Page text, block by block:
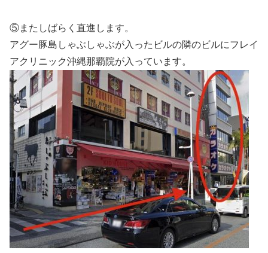
⑤またしばらく直進します。
アグー豚島しゃぶしゃぶが入ったビルの隣のビルにフレイ
アクリニック沖縄那覇院が入っています。